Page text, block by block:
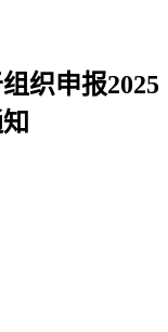
织申报2025